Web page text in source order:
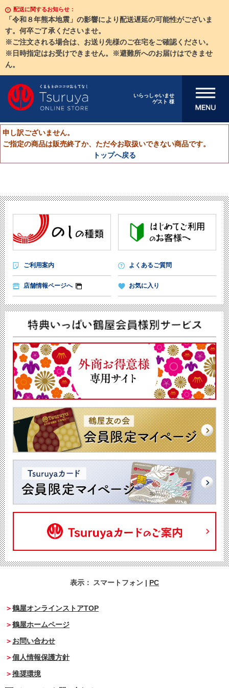
配送に関するお知らせ：
「令和８年熊本地震」の影響により配送遅延の可能性がございま
す。何卒ご了承くださいませ。
※ご注文される場合は、お送り先様のご在宅をご確認ください。
※日時指定はお受けできません。※避難所へのお届けはできませ
ん。
いらっしゃいませ
ゲスト 様
メニューを開
申し訳ございません。
ご指定の商品は販売終了か、ただ今お取扱いできない商品です。
トップへ戻る
ご利用案内 よくあるご質問
店舗情報ページへ お気に入り
表示： スマートフォン | PC
鶴屋オンラインストアTOP
鶴屋ホームページ
お問い合わせ
個人情報保護方針
推奨環境